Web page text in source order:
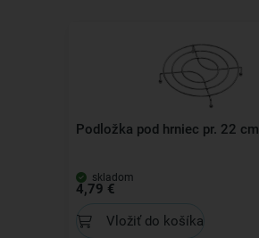
Podložka pod hrniec pr. 22 cm
skladom
4,79 €
Vložiť do košíka